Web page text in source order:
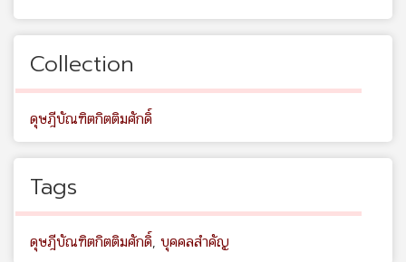
Collection
ดุษฎีบัณฑิตกิตติมศักดิ์
Tags
ดุษฎีบัณฑิตกิตติมศักดิ์, บุคคลสำคัญ